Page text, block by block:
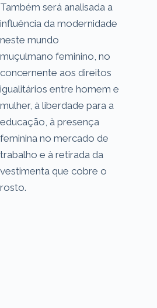
Também será analisada a
influência da modernidade
neste mundo
muçulmano feminino, no
concernente aos direitos
igualitários entre homem e
mulher, à liberdade para a
educação, à presença
feminina no mercado de
trabalho e à retirada da
vestimenta que cobre o
rosto.